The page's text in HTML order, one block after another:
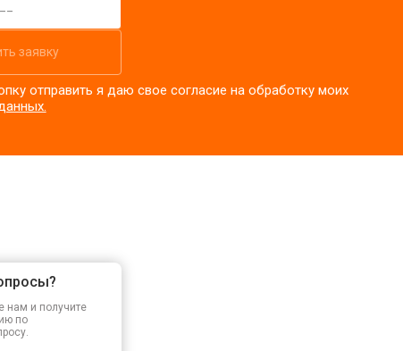
заявку
отправить я даю свое согласие на обработку моих
нам и получите
по